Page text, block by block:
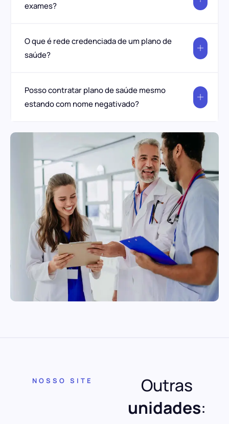
exames?
O que é rede credenciada de um plano de
saúde?
Posso contratar plano de saúde mesmo
estando com nome negativado?
NOSSO SITE
Outras
unidades: